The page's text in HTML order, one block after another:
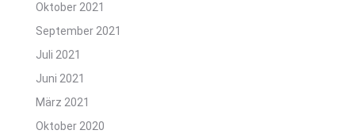
Oktober 2021
September 2021
Juli 2021
Juni 2021
März 2021
Oktober 2020